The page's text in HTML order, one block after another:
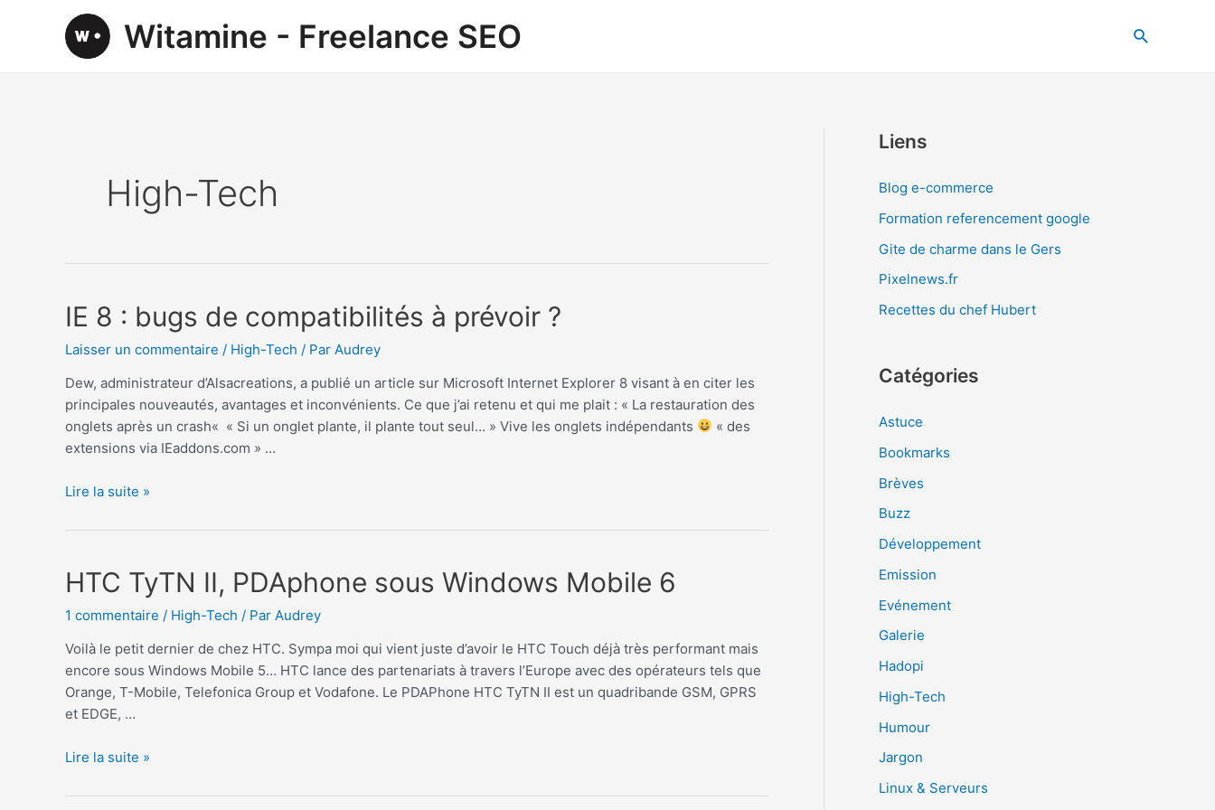
Witamine - Freelance SEO
High-Tech
IE 8 : bugs de compatibilités à prévoir ?
Laisser un commentaire / High-Tech / Par Audrey
Dew, administrateur d’Alsacreations, a publié un article sur Microsoft Internet Explorer 8 visant à en citer les
principales nouveautés, avantages et inconvénients. Ce que j’ai retenu et qui me plait : « La restauration des
onglets après un crash« « Si un onglet plante, il plante tout seul… » Vive les onglets indépendants
« des
extensions via IEaddons.com » …
IE
:
de
compatibilités
à
prévoir
?
Lire la suite »
HTC TyTN II, PDAphone sous Windows Mobile 6
1 commentaire / High-Tech / Par Audrey
Voilà le petit dernier de chez HTC. Sympa moi qui vient juste d’avoir le HTC Touch déjà très performant mais
encore sous Windows Mobile 5… HTC lance des partenariats à travers l’Europe avec des opérateurs tels que
Orange, T-Mobile, Telefonica Group et Vodafone. Le PDAPhone HTC TyTN II est un quadribande GSM, GPRS
et EDGE, …
HTC
II,
Lire la suite »
Liens
Blog e-commerce
Formation referencement google
Gite de charme dans le Gers
Pixelnews.fr
Recettes du chef Hubert
Catégories
Astuce
Bookmarks
Brèves
Buzz
Développement
Emission
Evénement
Galerie
Hadopi
High-Tech
Humour
Jargon
Linux & Serveurs